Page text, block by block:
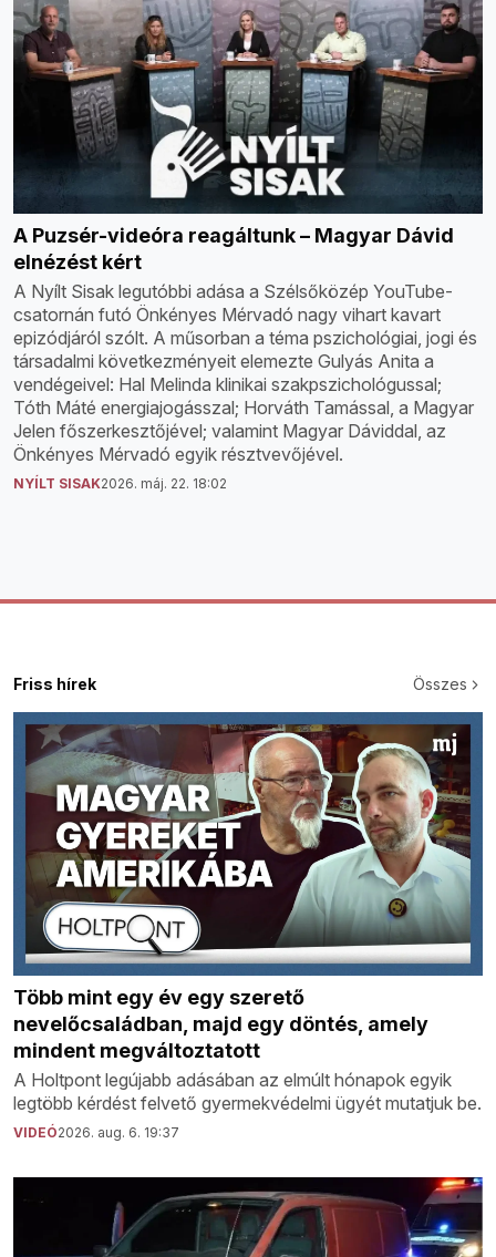
A Puzsér-videóra reagáltunk – Magyar Dávid
elnézést kért
A Nyílt Sisak legutóbbi adása a Szélsőközép YouTube-
csatornán futó Önkényes Mérvadó nagy vihart kavart
epizódjáról szólt. A műsorban a téma pszichológiai, jogi és
társadalmi következményeit elemezte Gulyás Anita a
vendégeivel: Hal Melinda klinikai szakpszichológussal;
Tóth Máté energiajogásszal; Horváth Tamással, a Magyar
Jelen főszerkesztőjével; valamint Magyar Dáviddal, az
Önkényes Mérvadó egyik résztvevőjével.
NYÍLT SISAK2026. máj. 22. 18:02
Friss hírek Összes
Több mint egy év egy szerető
nevelőcsaládban, majd egy döntés, amely
mindent megváltoztatott
A Holtpont legújabb adásában az elmúlt hónapok egyik
legtöbb kérdést felvető gyermekvédelmi ügyét mutatjuk be.
VIDEÓ2026. aug. 6. 19:37